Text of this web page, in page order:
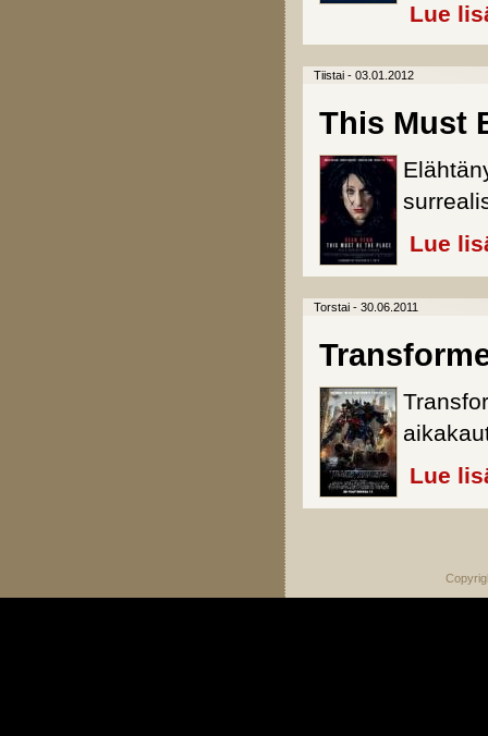
Lue
Tiistai - 03.01.2012
This Must
Lue
Torstai - 30.06.2011
Lue